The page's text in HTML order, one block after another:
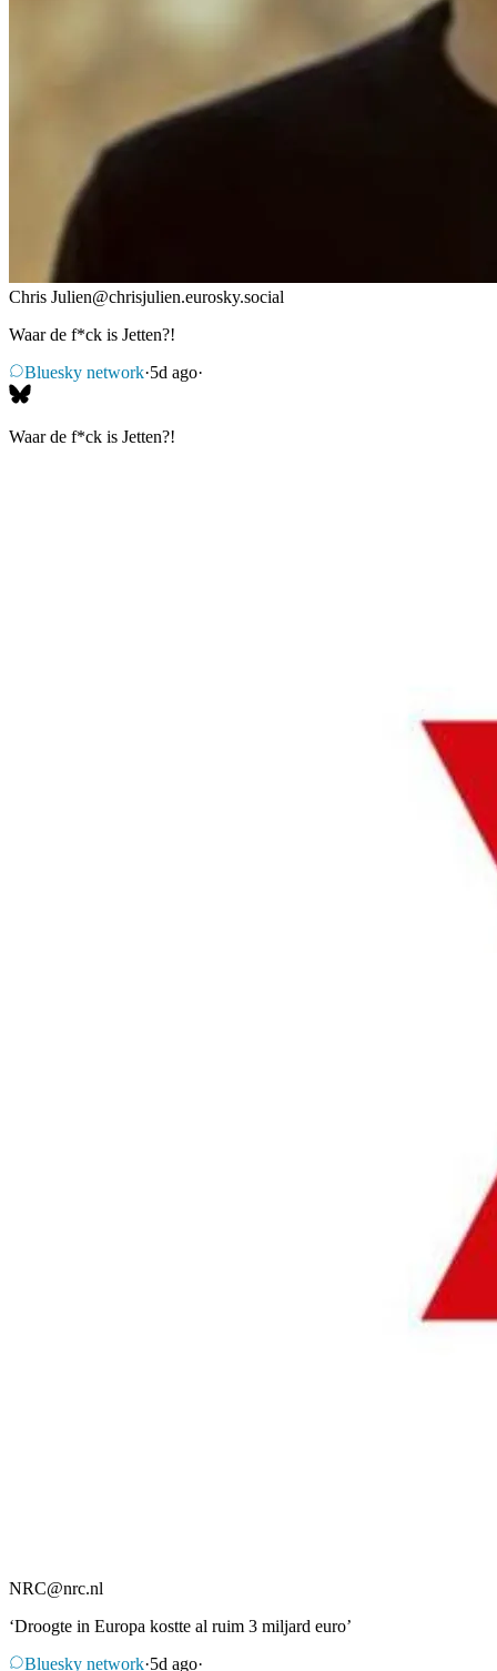
Chris Julien@chrisjulien.eurosky.social
Waar de f*ck is Jetten?!
Bluesky network·5d ago·
Waar de f*ck is Jetten?!
NRC@nrc.nl
‘Droogte in Europa kostte al ruim 3 miljard euro’
Bluesky network·5d ago·